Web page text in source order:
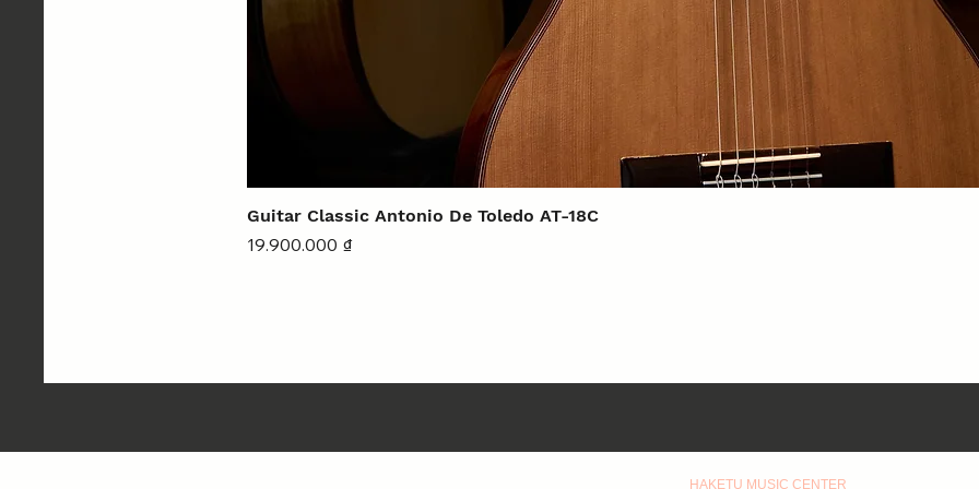
Guitar Classic Antonio De Toledo AT-18C
Giá
19.900.000 ₫
HAKETU MUSIC CENTER